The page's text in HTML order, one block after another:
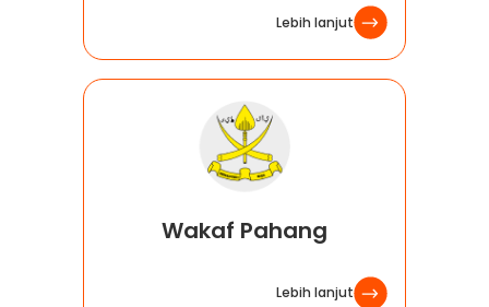
Lebih lanjut
Wakaf Pahang
Lebih lanjut